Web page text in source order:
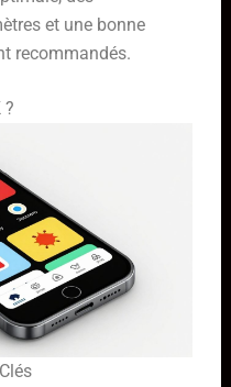
et une bonne
recommandés.
?